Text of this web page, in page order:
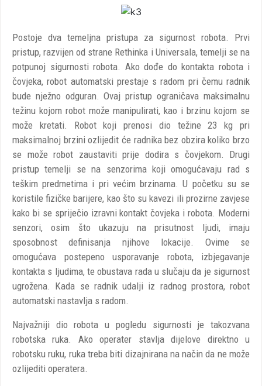
Postoje dva temeljna pristupa za sigurnost robota. Prvi
pristup, razvijen od strane Rethinka i Universala, temelji se na
potpunoj sigurnosti robota. Ako dođe do kontakta robota i
čovjeka, robot automatski prestaje s radom pri čemu radnik
bude nježno odguran. Ovaj pristup ograničava maksimalnu
težinu kojom robot može manipulirati, kao i brzinu kojom se
može kretati. Robot koji prenosi dio težine 23 kg pri
maksimalnoj brzini ozlijedit će radnika bez obzira koliko brzo
se može robot zaustaviti prije dodira s čovjekom. Drugi
pristup temelji se na senzorima koji omogućavaju rad s
teškim predmetima i pri većim brzinama. U početku su se
koristile fizičke barijere, kao što su kavezi ili prozirne zavjese
kako bi se spriječio izravni kontakt čovjeka i robota. Moderni
senzori, osim što ukazuju na prisutnost ljudi, imaju
sposobnost definisanja njihove lokacije. Ovime se
omogućava postepeno usporavanje robota, izbjegavanje
kontakta s ljudima, te obustava rada u slučaju da je sigurnost
ugrožena. Kada se radnik udalji iz radnog prostora, robot
automatski nastavlja s radom.
Najvažniji dio robota u pogledu sigurnosti je takozvana
robotska ruka. Ako operater stavlja dijelove direktno u
robotsku ruku, ruka treba biti dizajnirana na način da ne može
ozlijediti operatera.